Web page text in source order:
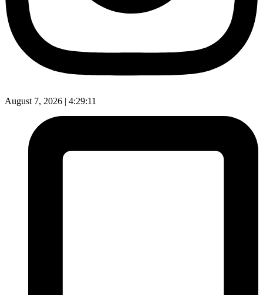
August 7, 2026 | 4:29:12